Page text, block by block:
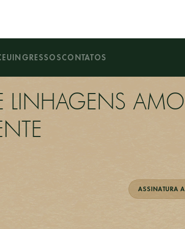
INGRESSOSCONTATOS
LINHAGENS
ASSINATURA